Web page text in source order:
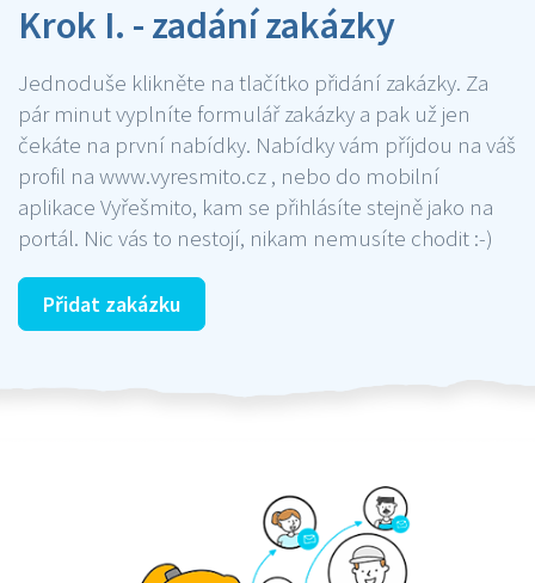
Krok I. - zadání zakázky
Jednoduše klikněte na tlačítko přidání zakázky. Za
pár minut vyplníte formulář zakázky a pak už jen
čekáte na první nabídky. Nabídky vám příjdou na váš
profil na www.vyresmito.cz , nebo do mobilní
aplikace Vyřešmito, kam se přihlásíte stejně jako na
portál. Nic vás to nestojí, nikam nemusíte chodit :-)
Přidat zakázku